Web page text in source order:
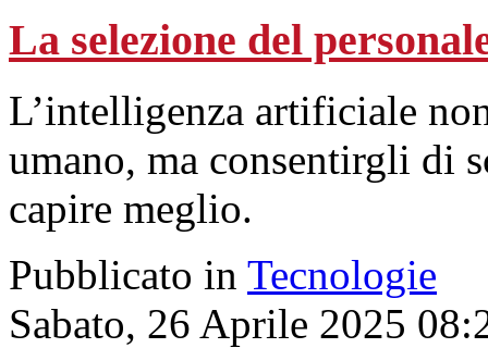
La selezione del
L’intelligenza artificiale
umano, ma consentirgli di
capire meglio.
Pubblicato in Tecnologie
Sabato, 26 Aprile 2025